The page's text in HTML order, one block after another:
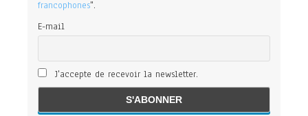
francophones".
E-mail
J'accepte de recevoir la newsletter.